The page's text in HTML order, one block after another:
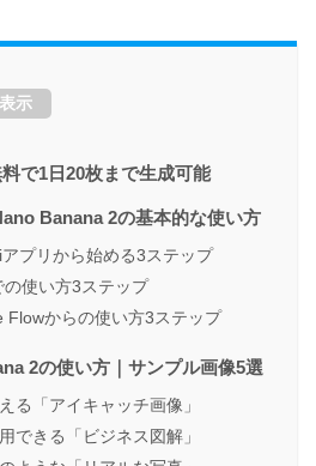
示
で1日20枚まで生成可能
Banana 2の基本的な使い方
プリから始める3ステップ
使い方3ステップ
Flowからの使い方3ステップ
2の使い方｜サンプル画像5選
る「アイキャッチ画像」
できる「ビジネス図解」